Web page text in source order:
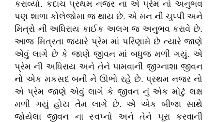
કરાવ્યો.કદાચ પ્રથમ નજર ના એ પ્રેમ નો અનુભવ
પણ શાળા કોલેજોમા જ થાય છે. એ મન ની ચુપ્પી અને
મિત્રો ની અધિરાય કાઈક અલગ જ અનુભવ કરાવે છે.
આજ મિત્રતા જ્યારે પ્રેમ માં પરિણામે છે ત્યારે જાણે
એવું લાગે છે કે જાણે જીવન માં બધુજ મળી ગયું.એ
પ્રેમ ની અધિરાય અને તેને પામવાની જીગ્નાશા જીવન
નો એક મકસદ બની ને ઊભો રહે છે.પ્રથમ નજર નો
એ પ્રેમ જાણે એવું લાગે કે જીવન નું એક મોટું લક્ષ
મળી ગયું હોય તેમ લાગે છે.એ એક બીજા સાથે
જોયેલા જીવન ના સ્વપ્નો અને તેને પૂરા કરવાની